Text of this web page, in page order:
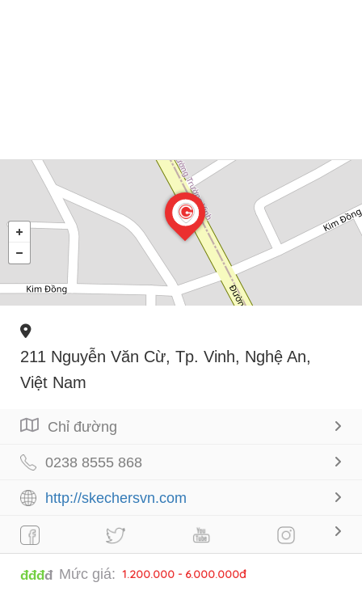
211 Nguyễn Văn Cừ, Tp. Vinh, Nghệ An,
Việt Nam
Chỉ đường
0238 8555 868
http://skechersvn.com
đđđđ Mức giá: 1.200.000 - 6.000.000đ